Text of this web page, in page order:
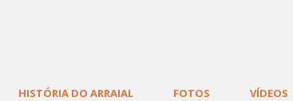
HISTÓRIA DO ARRAIAL FOTOS VÍDEOS